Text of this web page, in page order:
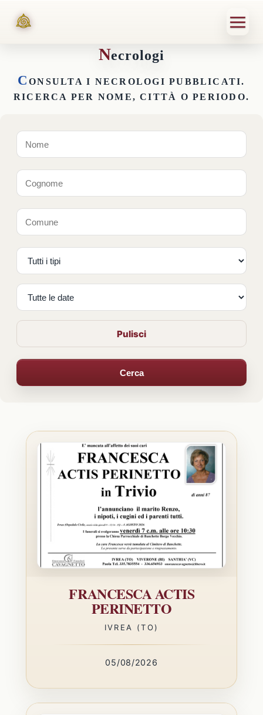
Necrologi
C ONSULTA I NECROLOGI PUBBLICATI.
RICERCA PER NOME, CITTÀ O PERIODO.
Pulisci
Cerca
FRANCESCA ACTIS
PERINETTO
IVREA (TO)
05/08/2026